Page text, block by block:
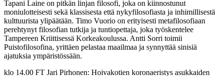
Tapani Laine on pitkän linjan filosofi, joka on kiinnostunut
moniulotteisesti sekä klassisesta että nykyfilosofiasta ja inhimillisestä
kulttuurista ylipäätään. Timo Vuorio on erityisesti metafilosofiaan
perehtynyt filosofian tutkija ja tuntiopettaja, joka työskentelee
Tampereen Kriittisessä Korkeakoulussa. Antti Sorri toimii
Puistofilosofina, yrittäen pelastaa maailmaa ja synnyttää sinisiä
ajatuksia ympäristössään.
klo 14.00 FT Jari Pirhonen: Hoivakotien koronaeristys asukkaiden